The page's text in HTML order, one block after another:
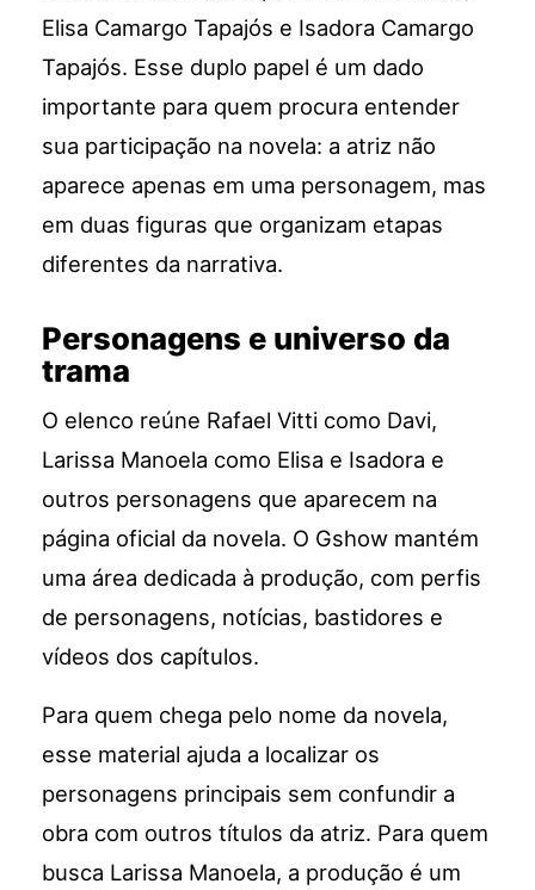
Elisa Camargo Tapajós e Isadora Camargo
Tapajós. Esse duplo papel é um dado
importante para quem procura entender
sua participação na novela: a atriz não
aparece apenas em uma personagem, mas
em duas figuras que organizam etapas
diferentes da narrativa.
Personagens e universo da
trama
O elenco reúne Rafael Vitti como Davi,
Larissa Manoela como Elisa e Isadora e
outros personagens que aparecem na
página oficial da novela. O Gshow mantém
uma área dedicada à produção, com perfis
de personagens, notícias, bastidores e
vídeos dos capítulos.
Para quem chega pelo nome da novela,
esse material ajuda a localizar os
personagens principais sem confundir a
obra com outros títulos da atriz. Para quem
busca Larissa Manoela, a produção é um